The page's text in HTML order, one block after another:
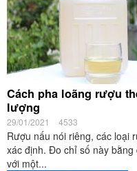
Cách pha loãng rượu
lượng
29/01/2021 4533
Rượu nấu nói riêng, các loại
xác định. Đo chỉ số này
với một...